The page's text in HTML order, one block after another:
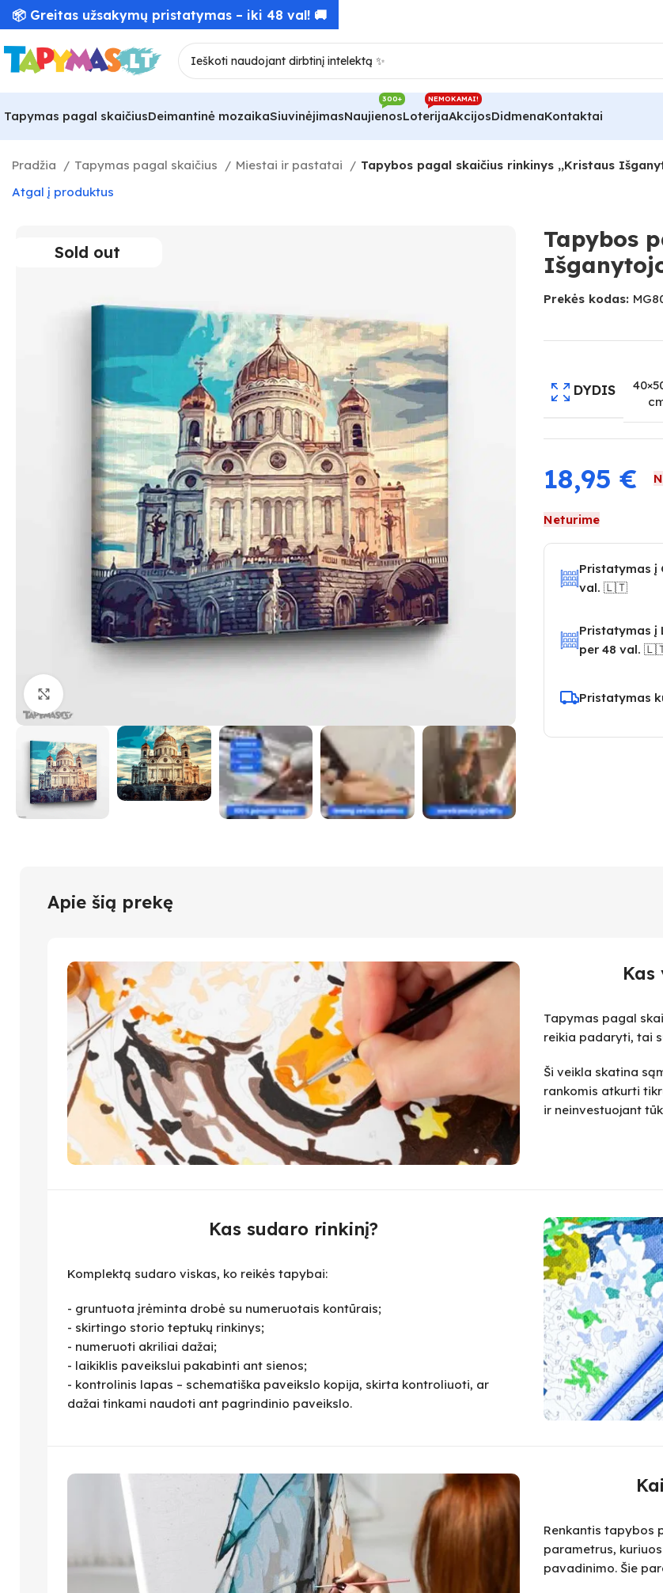
Tapymas pagal skaičiusDeimantinė mozaikaSiuvinėjimasNaujienos
300+
Loterija
NEMOKAMAI!
AkcijosDidmenaKontaktai
Pradžia Tapymas pagal skaičius Miestai ir pastatai
Tapybos pagal skaičius rinkinys ,,Kristaus
Atgal į produktus
Sold out
Tapybos
Prekės kodas:
DYDIS
18,95 €
Neturime
Pristatymas į
val. 🇱🇹
Pristatymas į
per 48 val.
Pristatymas
Apie šią prekę
Tapymas pagal
reikia padaryti, tai
Ši veikla skatina
rankomis atkurti
ir neinvestuojant
Kas sudaro rinkinį?
Komplektą sudaro viskas, ko reikės tapybai:
- gruntuota įrėminta drobė su numeruotais kontūrais;
- skirtingo storio teptukų rinkinys;
- numeruoti akriliai dažai;
- laikiklis paveikslui pakabinti ant sienos;
- kontrolinis lapas – schematiška paveikslo kopija, skirta kontroliuoti, ar
dažai tinkami naudoti ant pagrindinio paveikslo.
Renkantis tapybos
parametrus,
pavadinimo. Šie
📦 Greitas užsakymų pristatymas – iki 48 val! 🚚